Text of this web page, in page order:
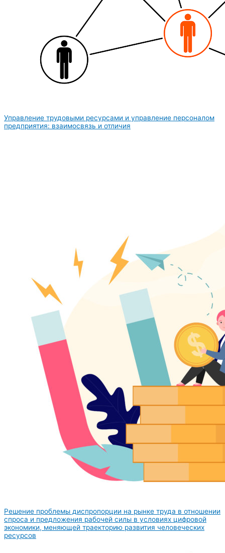
Управление трудовыми ресурсами и управление персоналом
предприятия: взаимосвязь и отличия
Решение проблемы диспропорции на рынке труда в отношении
спроса и предложения рабочей силы в условиях цифровой
экономики, меняющей траекторию развития человеческих
ресурсов